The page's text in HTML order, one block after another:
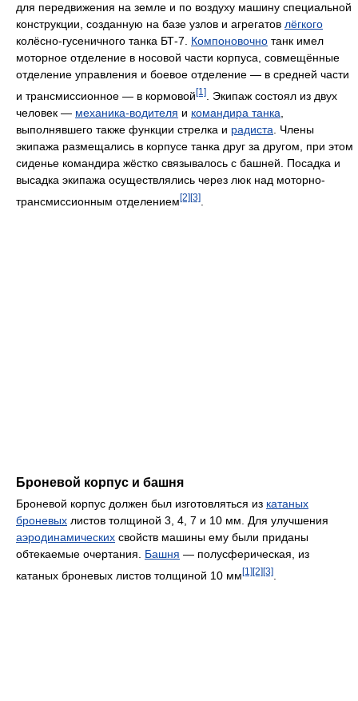
для передвижения на земле и по воздуху машину специальной
конструкции, созданную на базе узлов и агрегатов лёгкого
колёсно-гусеничного танка БТ-7. Компоновочно танк имел
моторное отделение в носовой части корпуса, совмещённые
отделение управления и боевое отделение — в средней части
и трансмиссионное — в кормовой [1]
. Экипаж состоял из двух
человек — механика-водителя и командира танка
выполнявшего также функции стрелка и радиста . Члены
экипажа размещались в корпусе танка друг за другом, при этом
сиденье командира жёстко связывалось с башней. Посадка и
высадка экипажа осуществлялись через люк над моторно-
трансмиссионным отделением[2][3]
Броневой корпус и башня
Броневой корпус должен был изготовляться из катаных
броневых листов толщиной 3, 4, 7 и 10 мм. Для улучшения
аэродинамических свойств машины ему были приданы
обтекаемые очертания. Башня — полусферическая, из
катаных броневых листов толщиной 10 мм[1][2][3]